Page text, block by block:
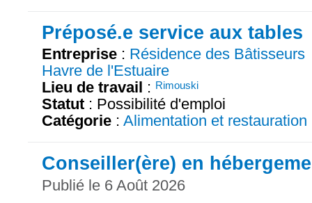
Préposé.e service aux tables
Entreprise : Résidence des Bâtisseurs
Havre de l'Estuaire
Lieu de travail : Rimouski
Statut : Possibilité d'emploi
Catégorie : Alimentation et restauration
Conseiller(ère) en
Publié le 6 Août 2026